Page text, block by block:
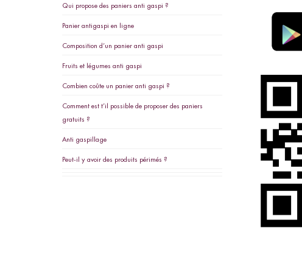
Qui propose des paniers anti gaspi ?
Panier antigaspi en ligne
Composition d’un panier anti gaspi
Fruits et légumes anti gaspi
Combien coûte un panier anti gaspi ?
Comment est t’il possible de proposer des paniers
gratuits ?
Anti gaspillage
Peut-il y avoir des produits périmés ?